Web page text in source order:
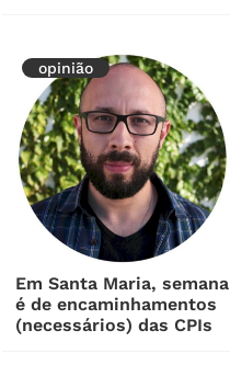
opinião
Em Santa Maria, semana
é de encaminhamentos
(necessários) das CPIs